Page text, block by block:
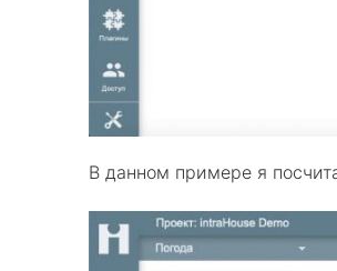
В данном примере я